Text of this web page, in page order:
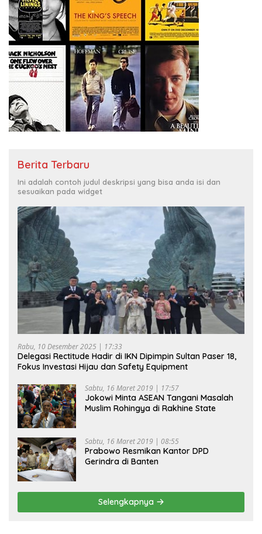
Berita Terbaru
Ini adalah contoh judul deskripsi yang bisa anda isi dan
sesuaikan pada widget
Rabu, 10 Desember 2025 | 17:33
Delegasi Rectitude Hadir di IKN Dipimpin Sultan Paser 18,
Fokus Investasi Hijau dan Safety Equipment
Sabtu, 16 Maret 2019 | 17:57
Jokowi Minta ASEAN Tangani Masalah
Muslim Rohingya di Rakhine State
Sabtu, 16 Maret 2019 | 08:55
Prabowo Resmikan Kantor DPD
Gerindra di Banten
Selengkapnya